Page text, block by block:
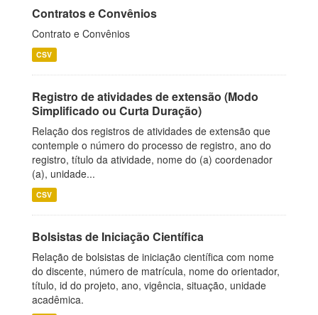
Contratos e Convênios
Contrato e Convênios
CSV
Registro de atividades de extensão (Modo
Simplificado ou Curta Duração)
Relação dos registros de atividades de extensão que
contemple o número do processo de registro, ano do
registro, título da atividade, nome do (a) coordenador
(a), unidade...
CSV
Bolsistas de Iniciação Científica
Relação de bolsistas de iniciação científica com nome
do discente, número de matrícula, nome do orientador,
título, id do projeto, ano, vigência, situação, unidade
acadêmica.